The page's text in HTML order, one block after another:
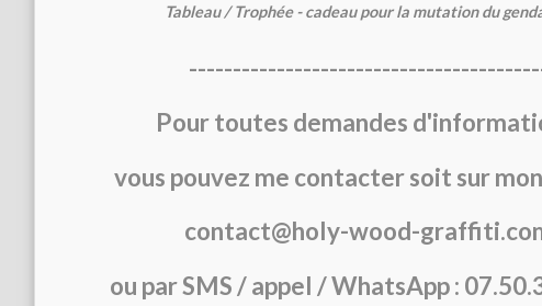
Tableau / Trophée - cadeau pour la mutation du
Pour toutes demandes
vous pouvez me contacter soit sur
contact@holy-wood-
ou par SMS / appel / WhatsApp :